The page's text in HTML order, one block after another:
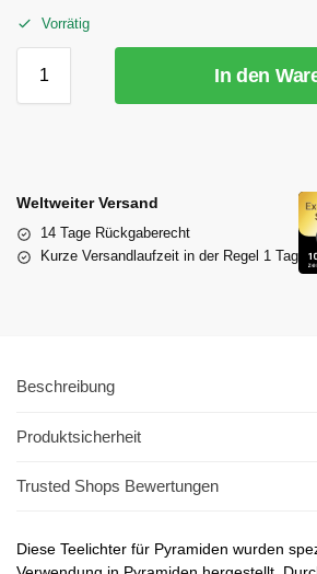
Vorrätig
In den
Weltweiter Versand
14 Tage Rückgaberecht
Kurze Versandlaufzeit in der Regel 1 Tag
Beschreibung
Produktsicherheit
Trusted Shops Bewertungen
Diese Teelichter für Pyramiden wurden